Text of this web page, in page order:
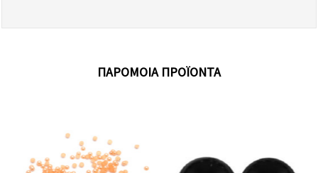
ΠΑΡΌΜΟΙΑ ΠΡΟΪΌΝΤΑ